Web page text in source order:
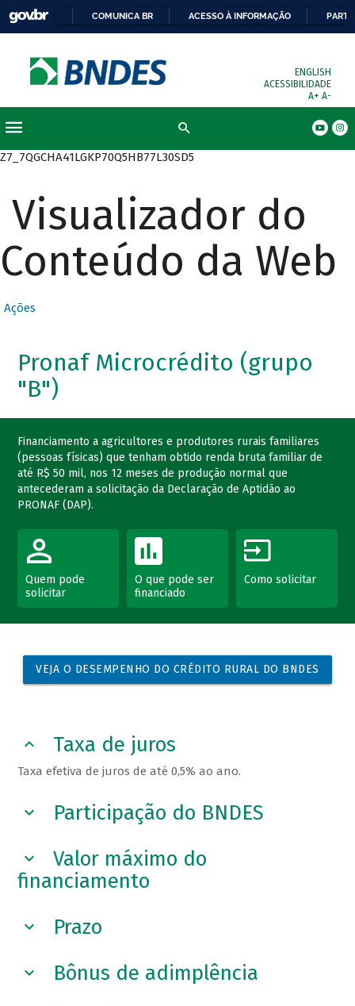
COMUNICA BR ACESSO À INFORMAÇÃO
ENGLISH
ACESSIBILIDADE
A+ A-
Z7_7QGCHA41LGKP70Q5HB77L30SD5
Visualizador do
Conteúdo da Web
Ações
Pronaf Microcrédito (grupo
"B")
Financiamento a agricultores e produtores rurais familiares
(pessoas físicas) que tenham obtido renda bruta familiar de
até R$ 50 mil, nos 12 meses de produção normal que
antecederam a solicitação da Declaração de Aptidão ao
PRONAF (DAP).
Quem pode
solicitar
O que pode ser
financiado
Como solicitar
VEJA O DESEMPENHO DO CRÉDITO RURAL DO BNDES
Taxa de juros
Taxa efetiva de juros de até 0,5% ao ano.
Participação do BNDES
Valor máximo do
financiamento
Prazo
Bônus de adimplência